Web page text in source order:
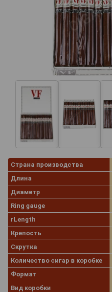
Страна производства
Длина
Диаметр
Ring gauge
rLength
Крепость
Скрутка
Количество сигар в коробке
Формат
Вид коробки